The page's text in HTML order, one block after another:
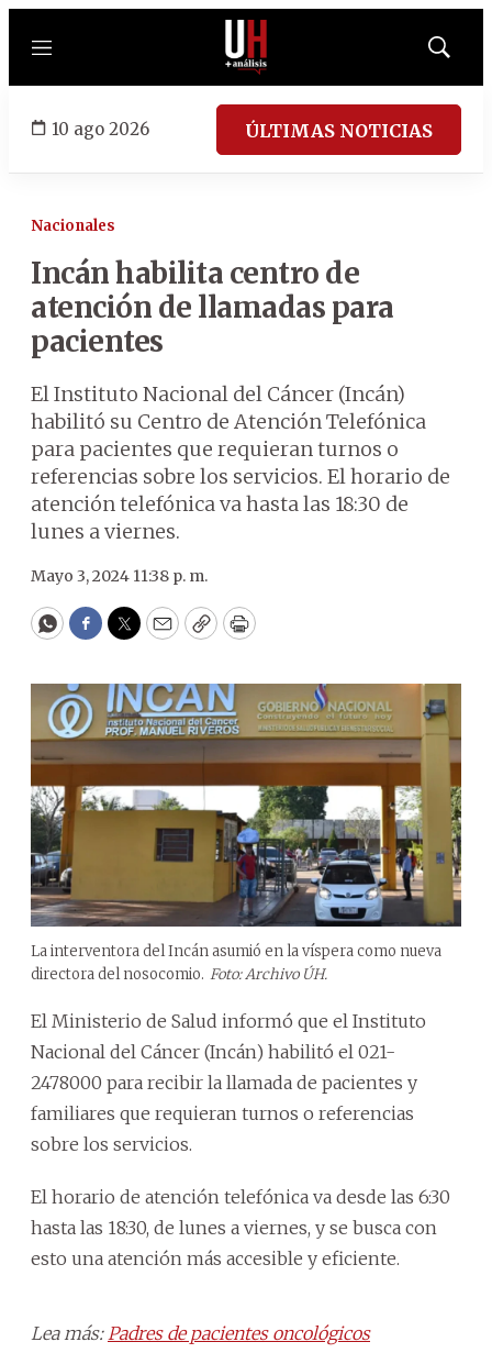
Menú
Mostrar
10 ago 2026 ÚLTIMAS NOTICIAS
Nacionales
Incán habilita centro de
atención de llamadas para
pacientes
El Instituto Nacional del Cáncer (Incán)
habilitó su Centro de Atención Telefónica
para pacientes que requieran turnos o
referencias sobre los servicios. El horario de
atención telefónica va hasta las 18:30 de
lunes a viernes.
Mayo 3, 2024 11:38 p. m.
WhatsApp
Facebook
Twitter
EmailCopyPrint
La interventora del Incán asumió en la víspera como nueva
directora del nosocomio. Foto: Archivo ÚH.
El Ministerio de Salud informó que el Instituto
Nacional del Cáncer (Incán) habilitó el 021-
2478000 para recibir la llamada de pacientes y
familiares que requieran turnos o referencias
sobre los servicios.
El horario de atención telefónica va desde las 6:30
hasta las 18:30, de lunes a viernes, y se busca con
esto una atención más accesible y eficiente.
Lea más: Padres de pacientes oncológicos